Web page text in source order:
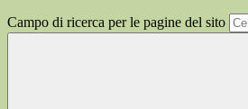
Campo di ricerca per le pagine del sito